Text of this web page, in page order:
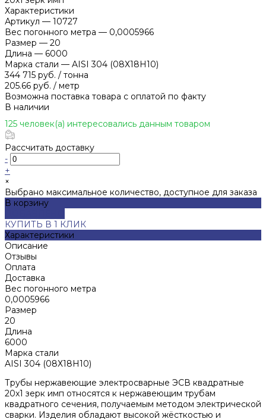
Характеристики
Артикул — 10727
Вес погонного метра — 0,0005966
Размер — 20
Длина — 6000
Марка стали — AISI 304 (08Х18Н10)
344 715 руб. / тонна
205.66 руб. / метр
Возможна поставка товара с оплатой по факту
В наличии
125 человек(а) интересовались данным товаром
Рассчитать доставку
-
+
×
Выбрано максимальное количество, доступное для заказа
В корзину
КУПИТЬ В 1 КЛИК
Характеристики
Описание
Отзывы
Оплата
Доставка
Вес погонного метра
0,0005966
Размер
20
Длина
6000
Марка стали
AISI 304 (08Х18Н10)
Трубы нержавеющие электросварные ЭСВ квадратные
20x1 зерк имп относятся к нержавеющим трубам
квадратного сечения, получаемым методом электрической
сварки. Изделия обладают высокой жёсткостью и